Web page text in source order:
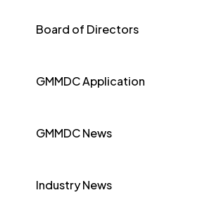
Board of Directors
GMMDC Application
GMMDC News
Industry News